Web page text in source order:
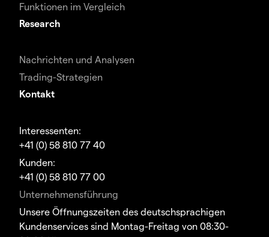
Funktionen im Vergleich
Research
Nachrichten und Analysen
Trading-Strategien
Kontakt
Interessenten:
+41 (0) 58 810 77 40
Kunden:
+41 (0) 58 810 77 00
Unternehmensführung
Unsere Öffnungszeiten des deutschsprachigen
Kundenservices sind Montag-Freitag von 08:30-